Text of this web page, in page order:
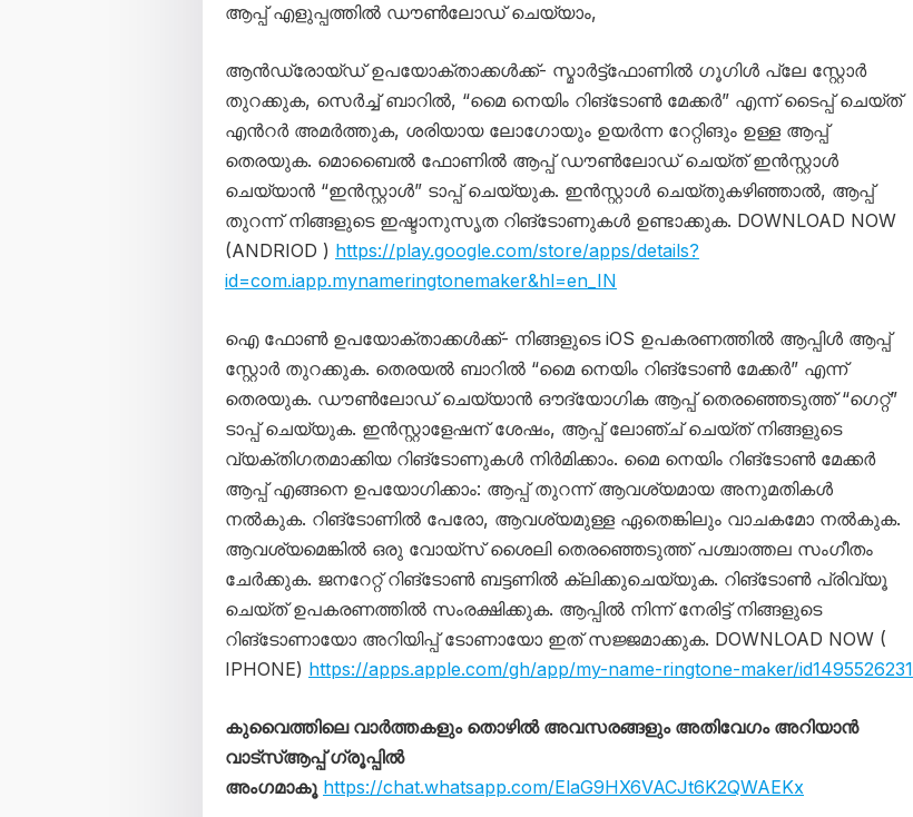
ആപ്പ് എളുപ്പത്തിൽ ഡൗൺലോഡ് ചെയ്യാം,
ആൻഡ്രോയ്ഡ് ഉപയോക്താക്കൾക്ക്- സ്മാർട്ട്‌ഫോണിൽ ഗൂഗിൾ പ്ലേ സ്റ്റോർ
തുറക്കുക, സെർച്ച് ബാറിൽ, “മൈ നെയിം റിങ്ടോൺ മേക്കർ” എന്ന് ടൈപ്പ് ചെയ്‌ത്
എൻറർ അമർത്തുക, ശരിയായ ലോഗോയും ഉയർന്ന റേറ്റിങും ഉള്ള ആപ്പ്
തെരയുക. മൊബൈൽ ഫോണിൽ ആപ്പ് ഡൗൺലോഡ് ചെയ്‌ത് ഇൻസ്റ്റാൾ
ചെയ്യാൻ “ഇൻസ്റ്റാൾ” ടാപ്പ് ചെയ്യുക. ഇൻസ്റ്റാൾ ചെയ്‌തുകഴിഞ്ഞാൽ, ആപ്പ്
തുറന്ന് നിങ്ങളുടെ ഇഷ്ടാനുസൃത റിങ്ടോണുകൾ ഉണ്ടാക്കുക. DOWNLOAD NOW
(ANDRIOD ) https://play.google.com/store/apps/details?
id=com.iapp.mynameringtonemaker&hl=en_IN
ഐ ഫോൺ ഉപയോക്താക്കൾക്ക്- നിങ്ങളുടെ iOS ഉപകരണത്തിൽ ആപ്പിൾ ആപ്പ്
സ്റ്റോർ തുറക്കുക. തെരയൽ ബാറിൽ “മൈ നെയിം റിങ്ടോൺ മേക്കർ” എന്ന്
തെരയുക. ഡൗൺലോഡ് ചെയ്യാൻ ഔദ്യോഗിക ആപ്പ് തെരഞ്ഞെടുത്ത് “ഗെറ്റ്”
ടാപ്പ് ചെയ്യുക. ഇൻസ്റ്റാളേഷന് ശേഷം, ആപ്പ് ലോഞ്ച് ചെയ്ത് നിങ്ങളുടെ
വ്യക്തിഗതമാക്കിയ റിങ്ടോണുകൾ നിർമിക്കാം. മൈ നെയിം റിങ്ടോൺ മേക്കർ
ആപ്പ് എങ്ങനെ ഉപയോഗിക്കാം: ആപ്പ് തുറന്ന് ആവശ്യമായ അനുമതികൾ
നൽകുക. റിങ്ടോണിൽ പേരോ, ആവശ്യമുള്ള ഏതെങ്കിലും വാചകമോ നൽകുക.
ആവശ്യമെങ്കിൽ ഒരു വോയ്‌സ് ശൈലി തെരഞ്ഞെടുത്ത് പശ്ചാത്തല സംഗീതം
ചേർക്കുക. ജനറേറ്റ് റിങ്ടോൺ ബട്ടണിൽ ക്ലിക്കുചെയ്യുക. റിങ്ടോൺ പ്രിവ്യൂ
ചെയ്‌ത് ഉപകരണത്തിൽ സംരക്ഷിക്കുക. ആപ്പിൽ നിന്ന് നേരിട്ട് നിങ്ങളുടെ
റിങ്ടോണായോ അറിയിപ്പ് ടോണായോ ഇത് സജ്ജമാക്കുക. DOWNLOAD NOW (
IPHONE) https://apps.apple.com/gh/app/my-name-ringtone-maker/id1495526231
കുവൈത്തിലെ വാർത്തകളും തൊഴിൽ അവസരങ്ങളും അതിവേഗം അറിയാൻ
വാട്സ്ആപ്പ് ഗ്രൂപ്പിൽ
അംഗമാകൂ https://chat.whatsapp.com/ElaG9HX6VACJt6K2QWAEKx